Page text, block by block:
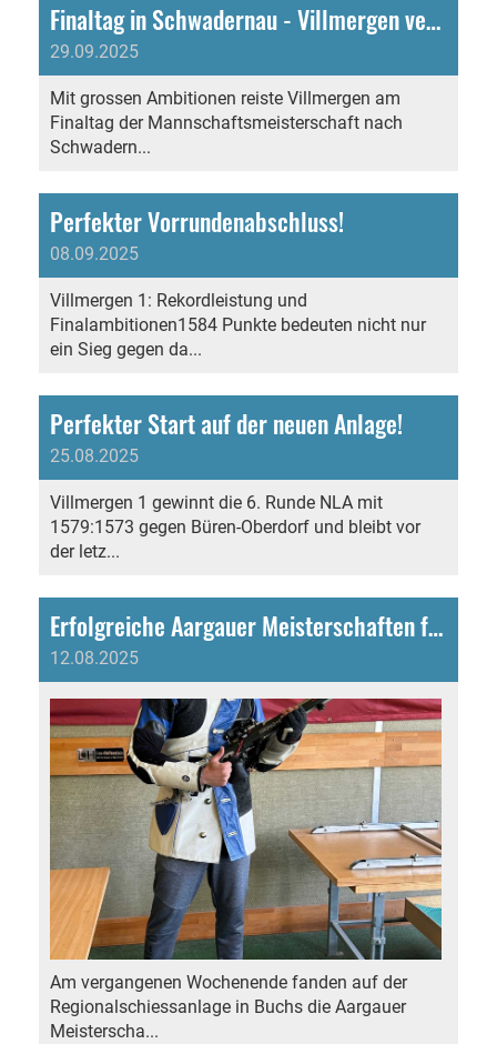
Finaltag in Schwadernau - Villmergen verpasst Medaille!
29.09.2025
Mit grossen Ambitionen reiste Villmergen am
Finaltag der Mannschaftsmeisterschaft nach
Schwadern...
Perfekter Vorrundenabschluss!
08.09.2025
Villmergen 1: Rekordleistung und
Finalambitionen1584 Punkte bedeuten nicht nur
ein Sieg gegen da...
Perfekter Start auf der neuen Anlage!
25.08.2025
Villmergen 1 gewinnt die 6. Runde NLA mit
1579:1573 gegen Büren-Oberdorf und bleibt vor
der letz...
Erfolgreiche Aargauer Meisterschaften für die Schützengesellschaft Villmergen
12.08.2025
Am vergangenen Wochenende fanden auf der
Regionalschiessanlage in Buchs die Aargauer
Meisterscha...